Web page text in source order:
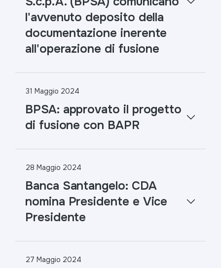
l'avvenuto deposito della
documentazione inerente
all'operazione di fusione
31 Maggio 2024
BPSA: approvato il progetto
di fusione con BAPR
28 Maggio 2024
Banca Santangelo: CDA
nomina Presidente e Vice
Presidente
27 Maggio 2024